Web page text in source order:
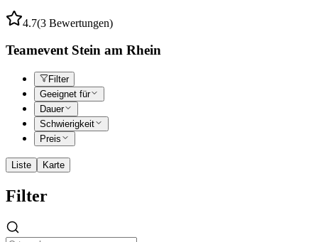
4.7(3 Bewertungen)
Teamevent Stein am Rhein
Filter
Geeignet für
Dauer
Schwierigkeit
Preis
Liste Karte
Filter